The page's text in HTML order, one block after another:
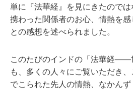
単に『法華経』を見にきたので
携わった関係者のお心、情熱を感
との感想を述べられました。
このたびのインドの「法華経――
も、多くの人々にご覧いただき
でこられた先人の情熱、なかん